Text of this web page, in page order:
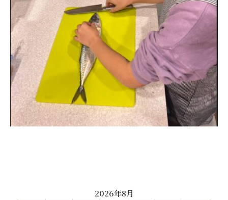
2026年8月